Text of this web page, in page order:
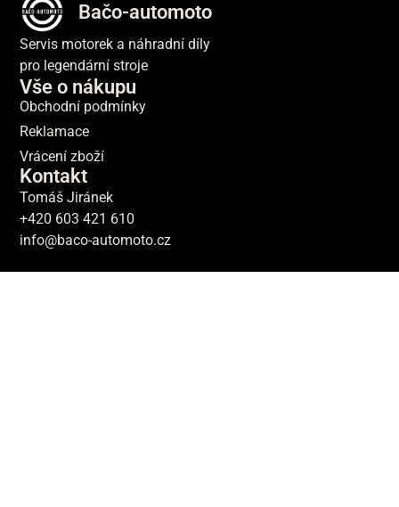
Bačo-automoto
Servis motorek a náhradní díly
pro legendární stroje
Vše o nákupu
Obchodní podmínky
Reklamace
Vrácení zboží
Kontakt
Tomáš Jiránek
+420 603 421 610
info@baco-automoto.cz